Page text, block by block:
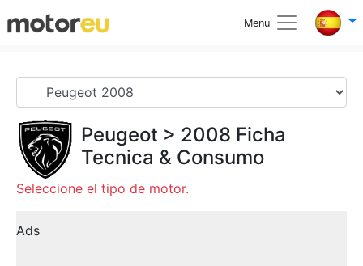
Menu
Peugeot > 2008 Ficha
Tecnica & Consumo
Seleccione el tipo de motor.
Ads